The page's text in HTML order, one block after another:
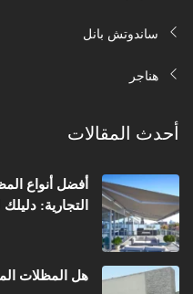
ساندوتش بانل
هناجر
أحدث المقالات
أفضل أنواع
التجارية: دليلك
هل المظلات